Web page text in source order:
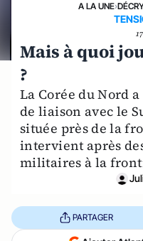
A LA UNE›
Mais à quoi
?
La Corée du Nord
de liaison avec le
située près de la
intervient après
militaires à la
PARTAGER